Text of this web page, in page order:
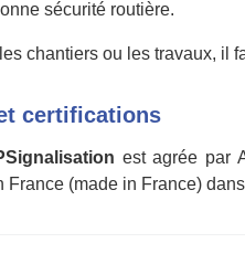
sécurité routière.
chantiers ou les travaux, il
certifications
est agrée par
France (made in France)